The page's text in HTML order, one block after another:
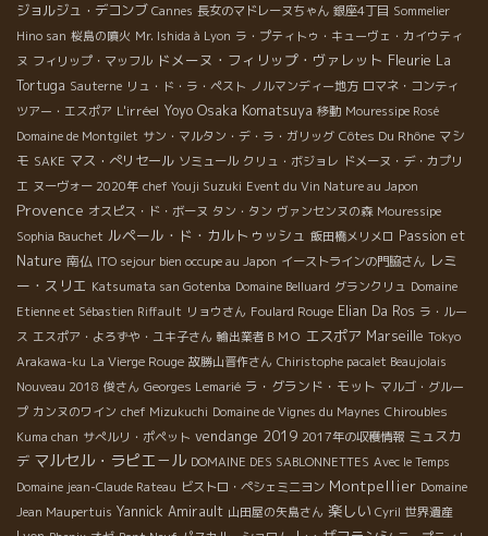
ジョルジュ・デコンブ Cannes 長女のマドレーヌちゃん 銀座4丁目 Sommelier
Hino san 桜島の噴火 Mr. Ishida à Lyon ラ・プティトゥ・キューヴェ・カイウティ
ヌ フィリップ・マッフル ドメーヌ・フィリップ・ヴァレット Fleurie La
Tortuga Sauterne リュ・ド・ラ・ペスト ノルマンディー地方 ロマネ・コンティ
ツアー・エスポア L'irréel Yoyo Osaka Komatsuya 移動 Mouressipe Rosé
Domaine de Montgilet サン・マルタン・デ・ラ・ガリッグ Côtes Du Rhône マシ
モ SAKE マス・ぺリセール ソミュール クリュ・ボジョレ ドメーヌ・デ・カプリ
エ ヌーヴォー 2020年 chef Youji Suzuki Event du Vin Nature au Japon
Provence オスピス・ド・ボーヌ タン・タン ヴァンセンヌの森 Mouressipe
Sophia Bauchet ルペール・ド・カルトゥッシュ 飯田橋メリメロ Passion et
Nature 南仏 ITO sejour bien occupe au Japon イーストラインの門脇さん レミ
ー・スリエ Katsumata san Gotenba Domaine Belluard グランクリュ Domaine
Etienne et Sébastien Riffault リョウさん Foulard Rouge Elian Da Ros ラ・ルー
ス エスポア・よろずや・ユキ子さん 輸出業者ＢＭＯ エスポア Marseille Tokyo
Arakawa-ku La Vierge Rouge 故勝山晋作さん Chiristophe pacalet Beaujolais
Nouveau 2018 俊さん Georges Lemarié ラ・グランド・モット マルゴ・グルー
プ カンヌのワイン chef Mizukuchi Domaine de Vignes du Maynes Chiroubles
Kuma chan サぺルリ・ポペット vendange 2019 2017年の収穫情報 ミュスカ
デ マルセル・ラピエ－ル DOMAINE DES SABLONNETTES Avec le Temps
Domaine jean-Claude Rateau ビストロ・ペシェミニヨン Montpellier Domaine
Jean Maupertuis Yannick Amirault 山田屋の矢島さん 楽しい Cyril 世界遺産